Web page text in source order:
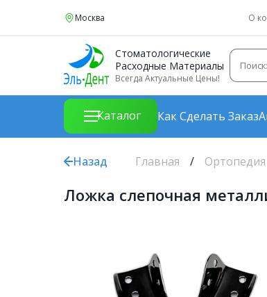
Москва О
Стоматологические
Расходные Материалы
Всегда Актуальные Цены!
Каталог Как Сделать Заказ
Назад Главная Ортопедия
Ложка слепочная